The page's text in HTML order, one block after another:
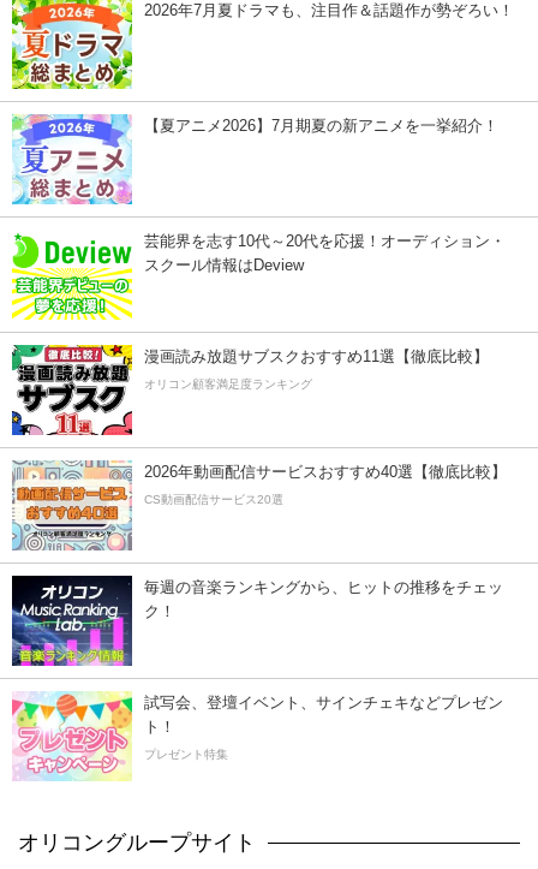
2026年7月夏ドラマも、注目作＆話題作が勢ぞろい！
【夏アニメ2026】7月期夏の新アニメを一挙紹介！
芸能界を志す10代～20代を応援！オーディション・
スクール情報はDeview
漫画読み放題サブスクおすすめ11選【徹底比較】
オリコン顧客満足度ランキング
2026年動画配信サービスおすすめ40選【徹底比較】
CS動画配信サービス20選
毎週の音楽ランキングから、ヒットの推移をチェッ
ク！
試写会、登壇イベント、サインチェキなどプレゼン
ト！
プレゼント特集
オリコングループサイト